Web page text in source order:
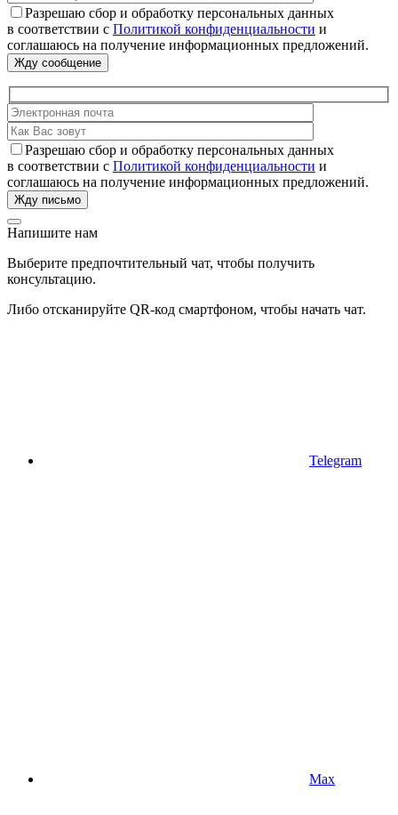
Разрешаю сбор и обработку персональных данных
в соответствии с Политикой конфиденциальности и
соглашаюсь на получение информационных предложений.
Разрешаю сбор и обработку персональных данных
в соответствии с Политикой конфиденциальности и
соглашаюсь на получение информационных предложений.
Напишите нам
Выберите предпочтительный чат, чтобы получить
консультацию.
Либо отсканируйте QR-код смартфоном, чтобы начать чат.
Telegram
Max